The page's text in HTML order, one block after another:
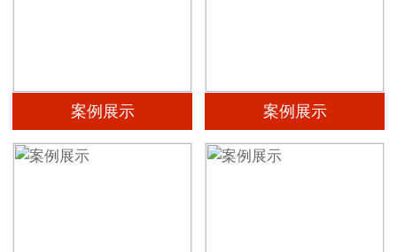
案例展示 案例展示